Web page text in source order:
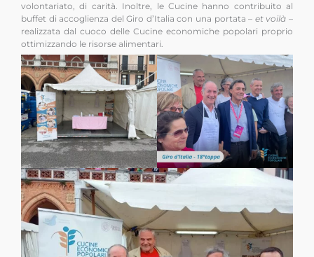
volontariato, di carità. Inoltre, le Cucine hanno contribuito al
buffet di accoglienza del Giro d’Italia con una portata – et voilà–
realizzata dal cuoco delle Cucine economiche popolari proprio
ottimizzando le risorse alimentari.